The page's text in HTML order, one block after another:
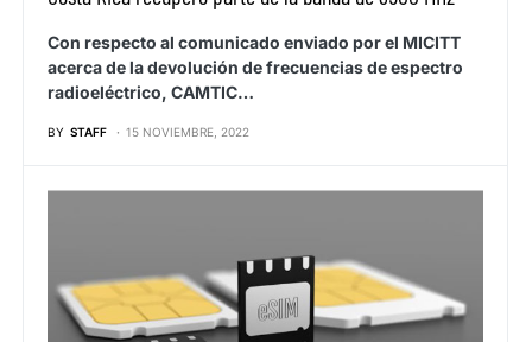
Con respecto al comunicado enviado por el MICITT
acerca de la devolución de frecuencias de espectro
radioeléctrico, CAMTIC…
BY STAFF 15 NOVIEMBRE, 2022